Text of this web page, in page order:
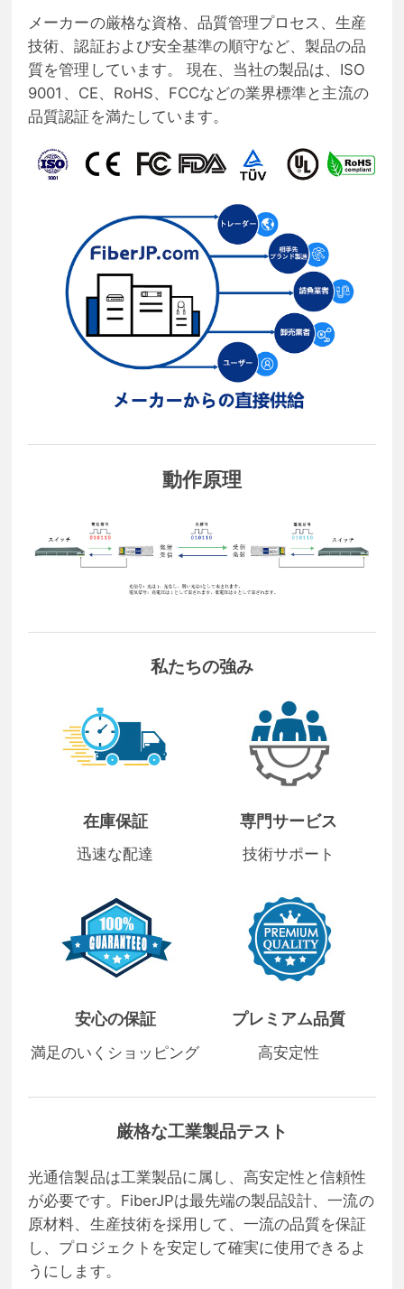
メーカーの厳格な資格、品質管理プロセス、生産
技術、認証および安全基準の順守など、製品の品
質を管理しています。 現在、当社の製品は、ISO
9001、CE、RoHS、FCCなどの業界標準と主流の
品質認証を満たしています。
動作原理
私たちの強み
在庫保証
迅速な配達
専門サービス
技術サポート
安心の保証
満足のいくショッピング
プレミアム品質
高安定性
厳格な工業製品テスト
光通信製品は工業製品に属し、高安定性と信頼性
が必要です。FiberJPは最先端の製品設計、一流の
原材料、生産技術を採用して、一流の品質を保証
し、プロジェクトを安定して確実に使用できるよ
うにします。